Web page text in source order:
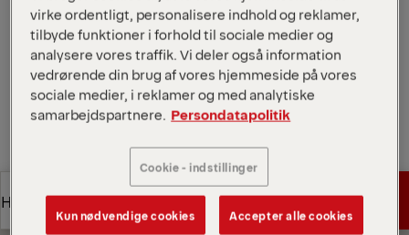
Open Diagrams
Request a Quote
Request a Quote
Find Sales Partner
Find Sales Partner
Highlights
Get a Quote
Diagrams
virke ordentligt, personalisere indhold og reklamer,
tilbyde funktioner i forhold til sociale medier og
analysere vores traffik. Vi deler også information
vedrørende din brug af vores hjemmeside på vores
sociale medier, i reklamer og med analytiske
samarbejdspartnere. Persondatapolitik
Cookie - indstillinger
Kun nødvendige cookies Accepter alle cookies